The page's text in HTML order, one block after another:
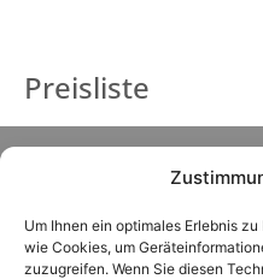
Um Ihnen ein optimales Erlebnis
wie Cookies, um
zuzugreifen. Wenn Sie diesen
Preisliste